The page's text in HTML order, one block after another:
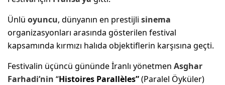
Ünlü oyuncu, dünyanın en prestijli sinema
organizasyonları arasında gösterilen festival
kapsamında kırmızı halıda objektiflerin karşısına geçti.
Festivalin üçüncü gününde İranlı yönetmen Asghar
Farhadi’nin “Histoires Parallèles”(Paralel Öyküler)